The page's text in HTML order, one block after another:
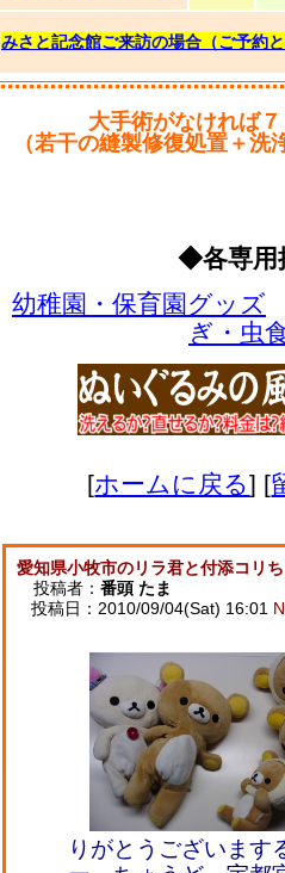
みさと記念館ご来訪の場合（ご予約
大手術がなければ
（若干の縫製修復処置＋
◆各専用
幼稚園・保育園グッズ
ぎ・虫
[ホームに戻る] [
愛知県小牧市のリラ君と付添コリ
投稿者： 番頭 たま
投稿日：2010/09/04(Sat) 16:01
りがとうございま